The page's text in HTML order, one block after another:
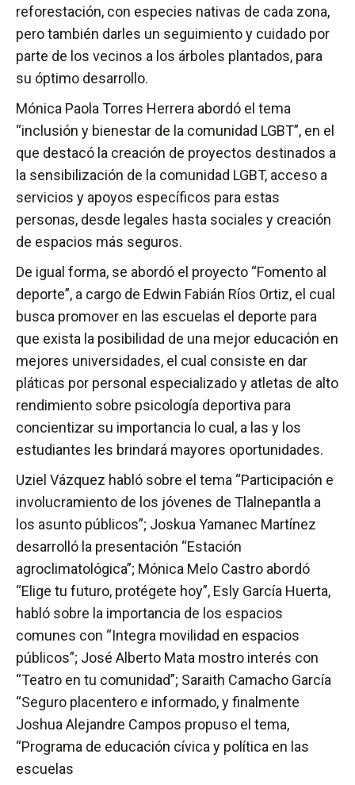
reforestación, con especies nativas de cada zona,
pero también darles un seguimiento y cuidado por
parte de los vecinos a los árboles plantados, para
su óptimo desarrollo.
Mónica Paola Torres Herrera abordó el tema
“inclusión y bienestar de la comunidad LGBT”, en el
que destacó la creación de proyectos destinados a
la sensibilización de la comunidad LGBT, acceso a
servicios y apoyos específicos para estas
personas, desde legales hasta sociales y creación
de espacios más seguros.
De igual forma, se abordó el proyecto “Fomento al
deporte”, a cargo de Edwin Fabián Ríos Ortiz, el cual
busca promover en las escuelas el deporte para
que exista la posibilidad de una mejor educación en
mejores universidades, el cual consiste en dar
pláticas por personal especializado y atletas de alto
rendimiento sobre psicología deportiva para
concientizar su importancia lo cual, a las y los
estudiantes les brindará mayores oportunidades.
Uziel Vázquez habló sobre el tema “Participación e
involucramiento de los jóvenes de Tlalnepantla a
los asunto públicos”; Joskua Yamanec Martínez
desarrolló la presentación “Estación
agroclimatológica”; Mónica Melo Castro abordó
“Elige tu futuro, protégete hoy”, Esly García Huerta,
habló sobre la importancia de los espacios
comunes con “Integra movilidad en espacios
públicos”; José Alberto Mata mostro interés con
“Teatro en tu comunidad”; Saraith Camacho García
“Seguro placentero e informado, y finalmente
Joshua Alejandre Campos propuso el tema,
“Programa de educación cívica y política en las
escuelas